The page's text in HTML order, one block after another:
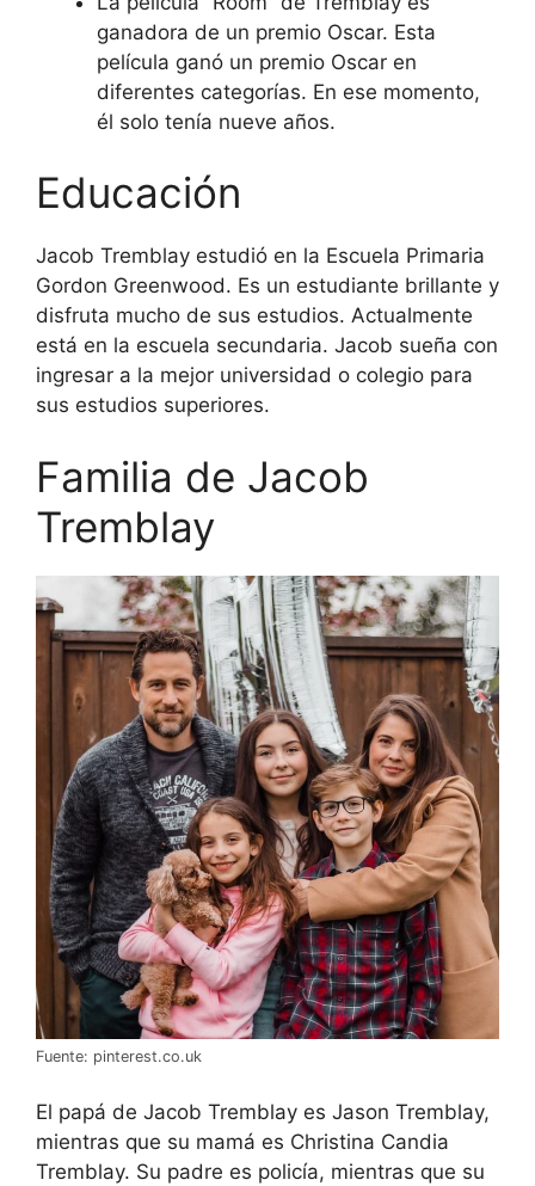
ganadora de un premio Oscar. Esta
película ganó un premio Oscar en
diferentes categorías. En ese momento,
él solo tenía nueve años.
Educación
Jacob Tremblay estudió en la Escuela Primaria
Gordon Greenwood. Es un estudiante brillante y
disfruta mucho de sus estudios. Actualmente
está en la escuela secundaria. Jacob sueña con
ingresar a la mejor universidad o colegio para
sus estudios superiores.
Familia de Jacob
Tremblay
Fuente: pinterest.co.uk
El papá de Jacob Tremblay es Jason Tremblay,
mientras que su mamá es Christina Candia
Tremblay. Su padre es policía, mientras que su